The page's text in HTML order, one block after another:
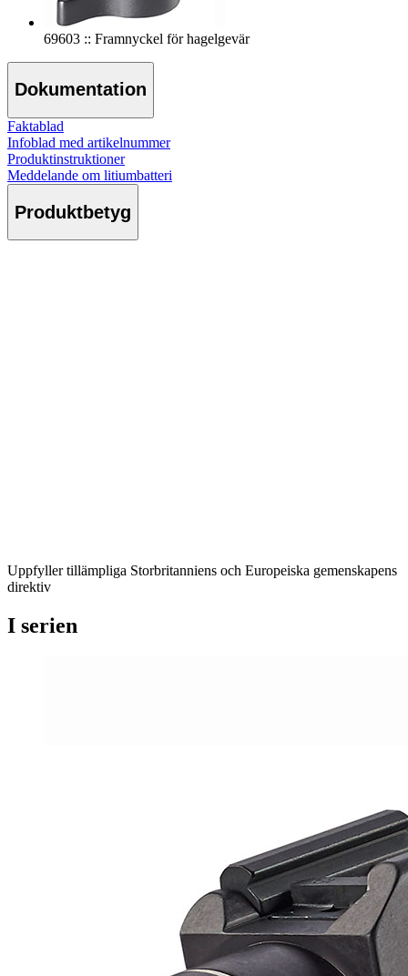
69603 :: Framnyckel för hagelgevär
Dokumentation
Faktablad
Infoblad med artikelnummer
Produktinstruktioner
Meddelande om litiumbatteri
Produktbetyg
Uppfyller tillämpliga Storbritanniens och Europeiska gemenskapens
direktiv
I serien